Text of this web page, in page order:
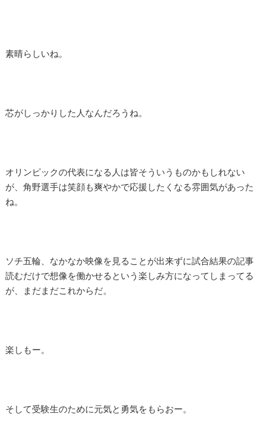
素晴らしいね。
芯がしっかりした人なんだろうね。
オリンピックの代表になる人は皆そういうものかもしれない
が、角野選手は笑顔も爽やかで応援したくなる雰囲気があった
ね。
ソチ五輪、なかなか映像を見ることが出来ずに試合結果の記事
読むだけで想像を働かせるという楽しみ方になってしまってる
が、まだまだこれからだ。
楽しもー。
そして受験生のために元気と勇気をもらおー。